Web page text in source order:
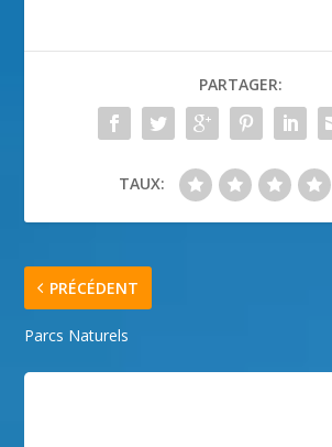
PARTAGER:
TAUX:
PRÉCÉDENT
Parcs Naturels